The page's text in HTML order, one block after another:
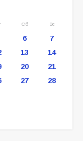
Сб Вс
6
7
13
14
20
21
27
28